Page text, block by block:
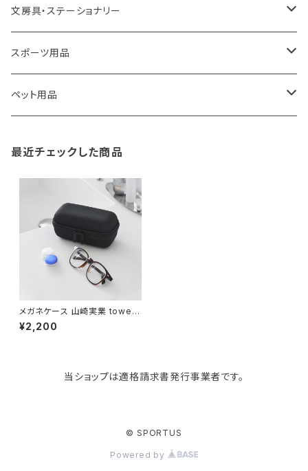
100percent
藤田金属
TG
paperblanks
Like-it
KIND BAG LONDON
tower
保冷バッグ
リュックサック
ショルダーバッグ
スポーツバッグ
マザーズバッグ
パソコンケース
バッグアクセサリー
食器・テーブルウェア
ゴミ箱
収納用品
ソープディスペンサー
タオルハンガー
調理器具・調理小物
ディッシュラック
掃除・洗濯用品
トイレ用品
バス用品
アイロン台
アクセサリー収納
ウェットティッシュケース
ガーデニング用品
蚊やり
クッション・クッションカバー
玄関収納
文房具・ステーショナリー
筆記具・ペン
ノート
スポーツ用品
卓球用品
ペット用品
猫用グッズ
その他
最近チェックした商品
メガネケース 山崎実業 tower
タワー メガネとコンタクトレンズ
用品が収納できるメガネケース
¥2,200
当ショップは適格請求書発行事業者です。
© SPORTUS
Powered by